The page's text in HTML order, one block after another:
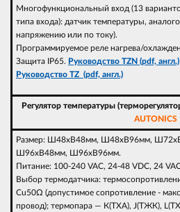
Многофункциональный вход (13
типа входа): датчик температуры,
напряжению или по току).
Программируемое реле нагрева/
Защита IP65. Руководство TZN (pdf, англ.)
Руководство TZ (pdf, англ.)
Регулятор температуры
AUTONICS
Размер: Ш48xВ48мм, Ш48xВ96мм,
Ш96xВ48мм, Ш96xВ96мм.
Питание: 100-240 VAC, 24-48 VDC, 24
Выбор термодатчика:
Cu50Ω (допустимое сопротивление -
провод); термопара — К(ТХА), J(ТЖК),